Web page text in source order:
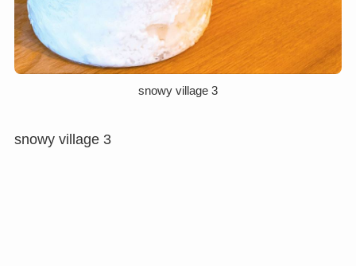
snowy village 3
snowy village 3